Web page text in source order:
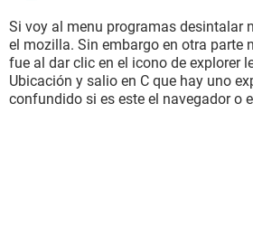
Si voy al menu programas desintalar
el mozilla. Sin embargo en otra parte
fue al dar clic en el icono de explorer
Ubicación y salio en C que hay uno
confundido si es este el navegador o